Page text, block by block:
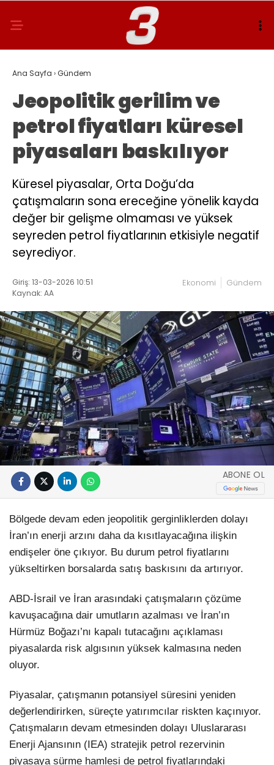
Ana Sayfa ›Gündem
Jeopolitik gerilim ve
petrol fiyatları küresel
piyasaları baskılıyor
Küresel piyasalar, Orta Doğu’da
çatışmaların sona ereceğine yönelik kayda
değer bir gelişme olmaması ve yüksek
seyreden petrol fiyatlarının etkisiyle negatif
seyrediyor.
Giriş: 13-03-2026 10:51
Kaynak: AA
Ekonomi Gündem
ABONE OL
Bölgede devam eden jeopolitik gerginliklerden dolayı
İran’ın enerji arzını daha da kısıtlayacağına ilişkin
endişeler öne çıkıyor. Bu durum petrol fiyatlarını
yükseltirken borsalarda satış baskısını da artırıyor.
ABD-İsrail ve İran arasındaki çatışmaların çözüme
kavuşacağına dair umutların azalması ve İran’ın
Hürmüz Boğazı’nı kapalı tutacağını açıklaması
piyasalarda risk algısının yüksek kalmasına neden
oluyor.
Piyasalar, çatışmanın potansiyel süresini yeniden
değerlendirirken, süreçte yatırımcılar riskten kaçınıyor.
Çatışmaların devam etmesinden dolayı Uluslararası
Enerji Ajansının (IEA) stratejik petrol rezervinin
piyasaya sürme hamlesi de petrol fiyatlarındaki